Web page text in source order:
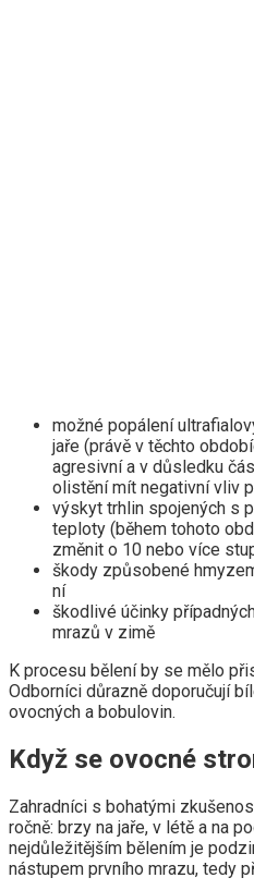
možné popálení
jaře (právě v těchto
agresivní a v důsledku
olistění mít negativní vliv
výskyt trhlin spojených s
teploty (během tohoto
změnit o 10 nebo více
škody způsobené
ní
škodlivé účinky
mrazů v zimě
K procesu bělení by se mělo
Odborníci důrazně doporučují
ovocných a bobulovin.
Když se ovocné
Zahradníci s bohatými
ročně: brzy na jaře, v létě a na
nejdůležitějším bělením je
nástupem prvního mrazu, tedy